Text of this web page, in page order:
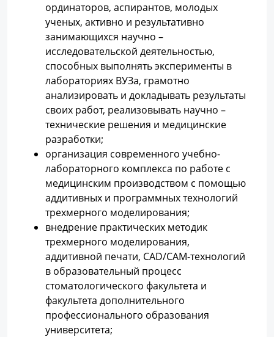
ординаторов, аспирантов, молодых
ученых, активно и результативно
занимающихся научно –
исследовательской деятельностью,
способных выполнять эксперименты в
лабораториях ВУЗа, грамотно
анализировать и докладывать результаты
своих работ, реализовывать научно –
технические решения и медицинские
разработки;
организация современного учебно-
лабораторного комплекса по работе с
медицинским производством с помощью
аддитивных и программных технологий
трехмерного моделирования;
внедрение практических методик
трехмерного моделирования,
аддитивной печати, CAD/CAM-технологий
в образовательный процесс
стоматологического факультета и
факультета дополнительного
профессионального образования
университета;